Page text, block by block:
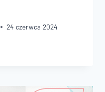
24 czerwca 2024